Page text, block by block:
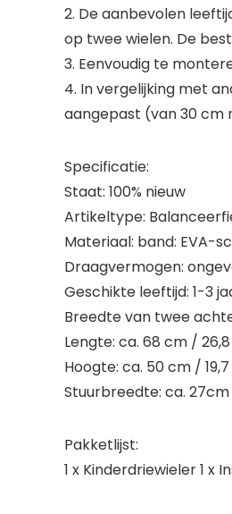
2. De aanbevolen
op twee wielen. De
3. Eenvoudig te
4. In vergelijking met
aangepast (van 30 cm
Specificatie:
Staat: 100% nieuw
Artikeltype:
Materiaal: band: EVA-
Draagvermogen:
Geschikte leeftijd: 1-3
Breedte van twee
Lengte: ca. 68 cm /
Hoogte: ca. 50 cm /
Stuurbreedte: ca. 27cm
Pakketlijst:
1 x Kinderdriewieler 1 x